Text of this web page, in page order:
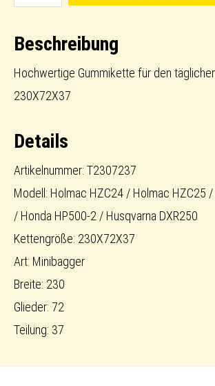
Track
Standard
Menge
Beschreibung
Hochwertige Gummikette für den
230X72X37
Details
Artikelnummer: T2307237
Modell: Holmac HZC24 / Holmac HZC25
/ Honda HP500-2 / Husqvarna DXR250
Kettengröße: 230X72X37
Art: Minibagger
Breite: 230
Glieder: 72
Teilung: 37